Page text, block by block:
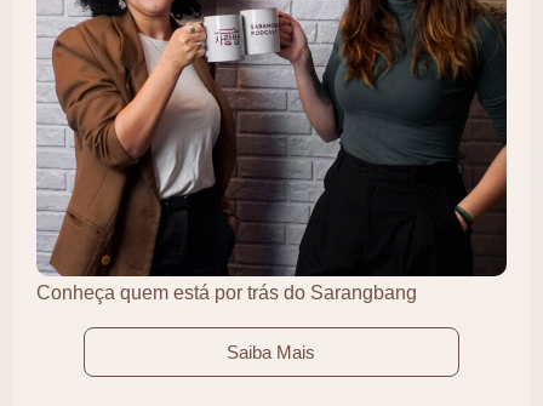
Conheça quem está por trás do Sarangbang
Saiba Mais